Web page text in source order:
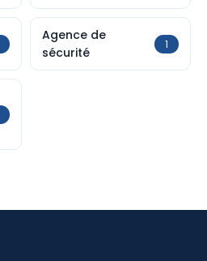
Agence de
sécurité
1